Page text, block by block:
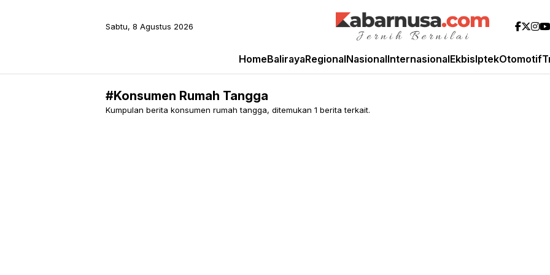
Sabtu, 8 Agustus 2026
HomeBalirayaRegionalNasionalInternasionalEkbisIptekOtomotif
#Konsumen Rumah Tangga
Kumpulan berita konsumen rumah tangga, ditemukan 1 berita terkait.